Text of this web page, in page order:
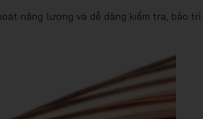
năng lượng và dễ dàng kiểm tra, bảo trì.